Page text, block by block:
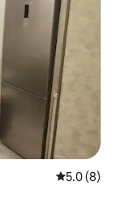
5.0 (8)